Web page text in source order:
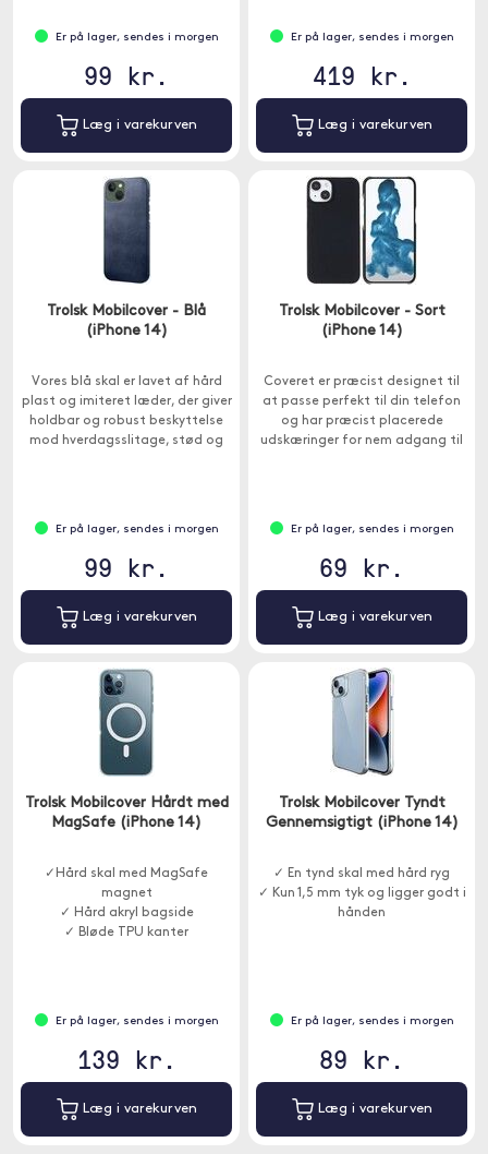
Er på lager, sendes i morgen
99 kr.
Læg i varekurven
Er på lager, sendes i morgen
419 kr.
Læg i varekurven
Trolsk Mobilcover - Blå
(iPhone 14)
Vores blå skal er lavet af hård
plast og imiteret læder, der giver
holdbar og robust beskyttelse
mod hverdagsslitage, stød og
Er på lager, sendes i morgen
99 kr.
Læg i varekurven
Trolsk Mobilcover - Sort
(iPhone 14)
Coveret er præcist designet til
at passe perfekt til din telefon
og har præcist placerede
udskæringer for nem adgang til
Er på lager, sendes i morgen
69 kr.
Læg i varekurven
Trolsk Mobilcover Hårdt med
MagSafe (iPhone 14)
✓Hård skal med MagSafe
magnet
✓ Hård akryl bagside
✓ Bløde TPU kanter
Er på lager, sendes i morgen
139 kr.
Læg i varekurven
Trolsk Mobilcover Tyndt
Gennemsigtigt (iPhone 14)
✓ En tynd skal med hård ryg
✓ Kun 1,5 mm tyk og ligger godt i
hånden
Er på lager, sendes i morgen
89 kr.
Læg i varekurven